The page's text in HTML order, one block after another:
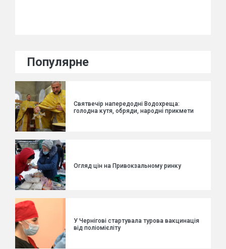
Популярне
Святвечір напередодні Водохреща:
голодна кутя, обряди, народні прикмети
Огляд цін на Привокзальному ринку
У Чернігові стартувала турова вакцинація
від поліомієліту